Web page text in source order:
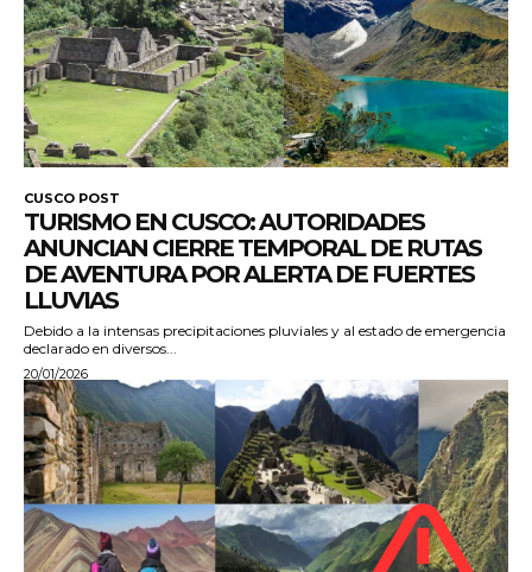
CUSCO POST
TURISMO EN CUSCO: AUTORIDADES
ANUNCIAN CIERRE TEMPORAL DE RUTAS
DE AVENTURA POR ALERTA DE FUERTES
LLUVIAS
Debido a la intensas precipitaciones pluviales y al estado de emergencia
declarado en diversos...
20/01/2026